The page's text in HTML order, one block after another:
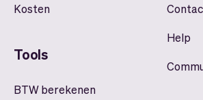
Kosten
Tools
BTW berekenen
Help